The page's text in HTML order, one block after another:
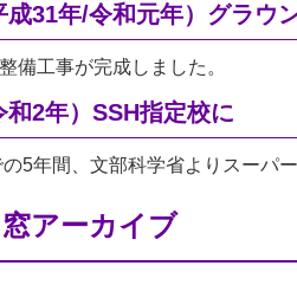
成31年/令和元年）グラウ
備工事が完成しました。
和2年）SSH指定校に
5年間、文部科学省よりスーパ
アーカイブ